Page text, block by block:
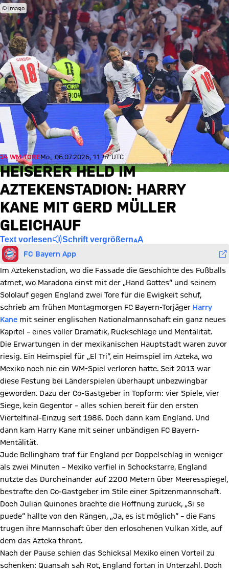
© Imago
14 WM-TOREMo., 06.07.2026, 11:47 UTC
HEISERER HELD IM
AZTEKENSTADION: HARRY
KANE MIT GERD MÜLLER
GLEICHAUF
Text vorlesen Schrift vergrößern
FC Bayern App
Im Aztekenstadion, wo die Fassade die Geschichte des Fußballs
atmet, wo Maradona einst mit der „Hand Gottes“ und seinem
Sololauf gegen England zwei Tore für die Ewigkeit schuf,
schrieb am frühen Montagmorgen FC Bayern-Torjäger Harry
Kane mit seiner englischen Nationalmannschaft ein ganz neues
Kapitel – eines voller Dramatik, Rückschläge und Mentalität.
Die Erwartungen in der mexikanischen Hauptstadt waren zuvor
riesig. Ein Heimspiel für „El Tri“, ein Heimspiel im Azteka, wo
Mexiko noch nie ein WM-Spiel verloren hatte. Seit 2013 war
diese Festung bei Länderspielen überhaupt unbezwingbar
geworden. Dazu der Co-Gastgeber in Topform: vier Spiele, vier
Siege, kein Gegentor – alles schien bereit für den ersten
Viertelfinal-Einzug seit 1986. Doch dann kam England. Und
dann kam Harry Kane mit seiner unbändigen FC Bayern-
Mentälität.
Jude Bellingham traf für England per Doppelschlag in weniger
als zwei Minuten – Mexiko verfiel in Schockstarre, England
nutzte das Durcheinander auf 2200 Metern über Meeresspiegel,
bestrafte den Co-Gastgeber im Stile einer Spitzenmannschaft.
Doch Julian Quinones brachte die Hoffnung zurück, „Si se
puede“ hallte von den Rängen, „Ja, es ist möglich“ – die Fans
trugen ihre Mannschaft über den erloschenen Vulkan Xitle, auf
dem das Azteka thront.
Nach der Pause schien das Schicksal Mexiko einen Vorteil zu
schenken: Quansah sah Rot, England fortan in Unterzahl. Doch